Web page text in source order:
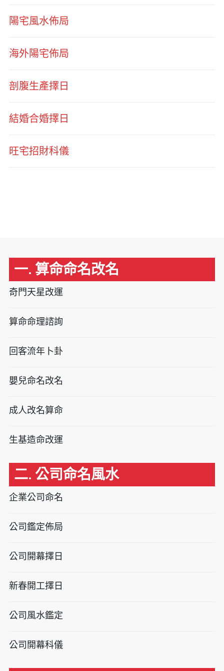
陽宅風水佈局
海外陽宅佈局
剖腹生產擇日
結婚合婚擇日
旺宅招財科儀
一. 算命命名改名
奇門天星改運
算命命理諮詢
回客流年卜卦
嬰兒命名改名
成人改名算命
生基造命改運
二. 公司命名風水
企業公司命名
公司鑑定佈局
公司開幕擇日
新春開工擇日
公司風水鑑定
公司開幕科儀